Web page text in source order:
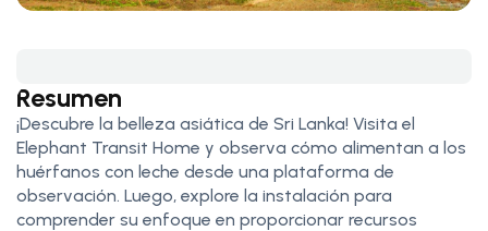
Resumen
¡Descubre la belleza asiática de Sri Lanka! Visita el
Elephant Transit Home y observa cómo alimentan a los
huérfanos con leche desde una plataforma de
observación. Luego, explore la instalación para
comprender su enfoque en proporcionar recursos